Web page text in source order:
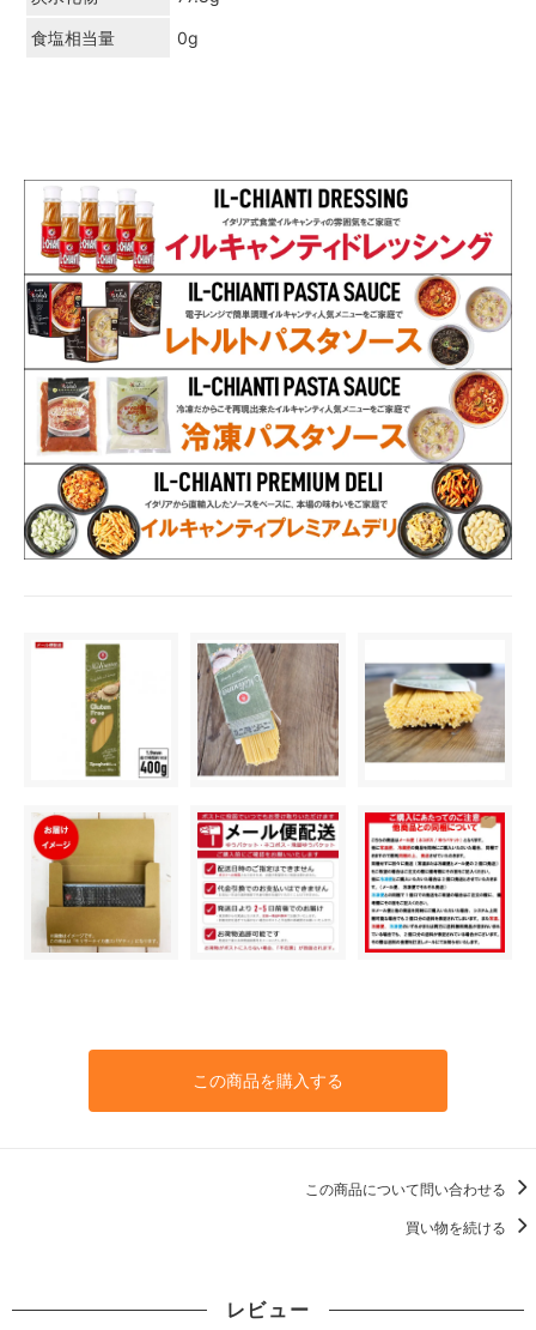
食塩相当量 0g
この商品を購入する
この商品について問い合わせる
買い物を続ける
レビュー